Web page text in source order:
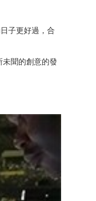
子更好過，合
聞的創意的發